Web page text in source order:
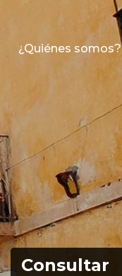
¿Quiénes somos?
Consultar